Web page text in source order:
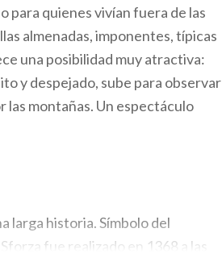
para quienes vivían fuera de las
almenadas, imponentes, típicas
una posibilidad muy atractiva:
y despejado, sube para observar
las montañas. Un espectáculo
larga historia. Símbolo del
fue realizado en 1368 a las